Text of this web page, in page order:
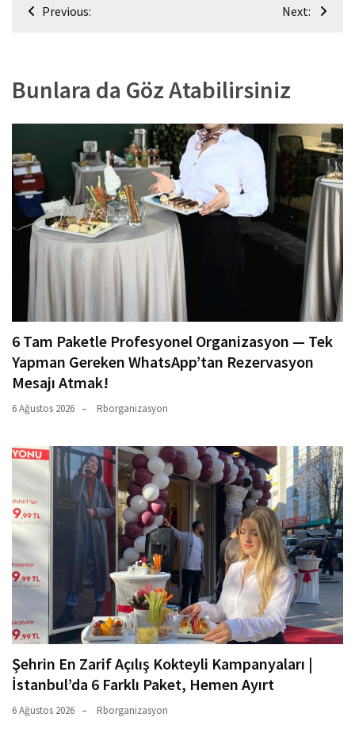
Previous: Next:
Bunlara da Göz Atabilirsiniz
6 Tam Paketle Profesyonel Organizasyon — Tek
Yapman Gereken WhatsApp’tan Rezervasyon
Mesajı Atmak!
6 Ağustos 2026 Rborganizasyon
Şehrin En Zarif Açılış Kokteyli Kampanyaları |
İstanbul’da 6 Farklı Paket, Hemen Ayırt
6 Ağustos 2026 Rborganizasyon